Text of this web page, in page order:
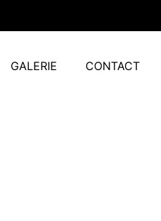
GALERIE CONTACT